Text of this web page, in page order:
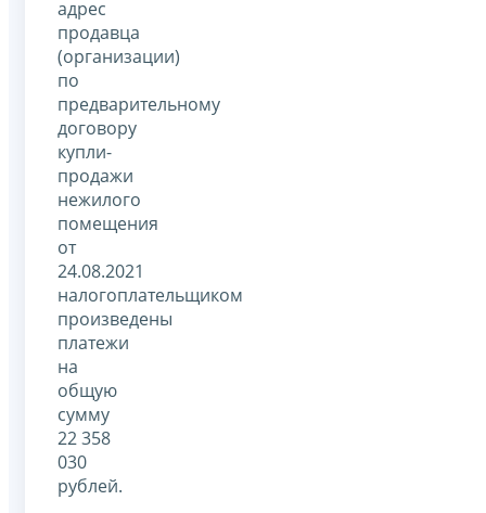
адрес
продавца
(организации)
по
предварительному
договору
купли-
продажи
нежилого
помещения
от
24.08.2021
налогоплательщиком
произведены
платежи
на
общую
сумму
22 358
030
рублей.